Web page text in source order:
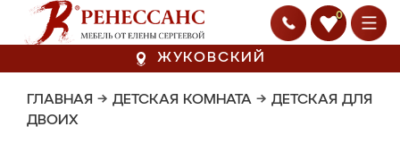
0
ЖУКОВСКИЙ
ГЛАВНАЯ → ДЕТСКАЯ КОМНАТА → ДЕТСКАЯ ДЛЯ
ДВОИХ